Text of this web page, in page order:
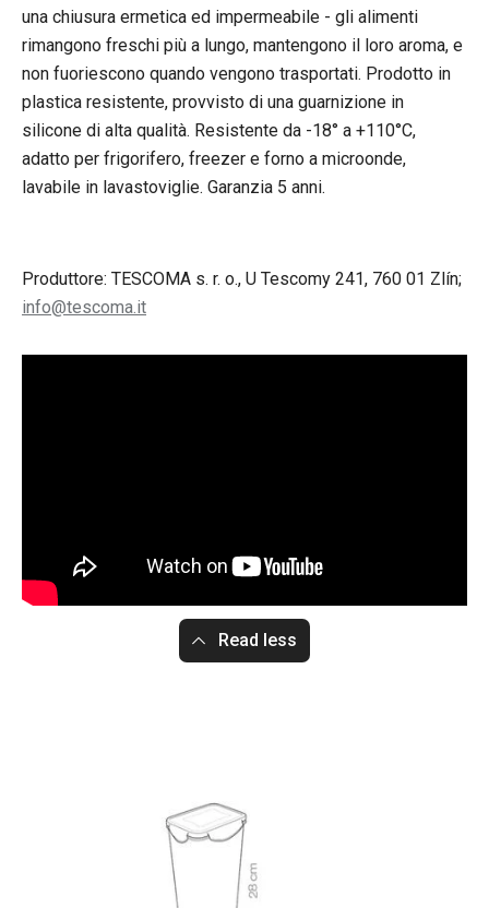
una chiusura ermetica ed impermeabile - gli alimenti
rimangono freschi più a lungo, mantengono il loro aroma, e
non fuoriescono quando vengono trasportati. Prodotto in
plastica resistente, provvisto di una guarnizione in
silicone di alta qualità. Resistente da -18° a +110°C,
adatto per frigorifero, freezer e forno a microonde,
lavabile in lavastoviglie. Garanzia 5 anni.
Produttore: TESCOMA s. r. o., U Tescomy 241, 760 01 Zlín;
info@tescoma.it
Read less